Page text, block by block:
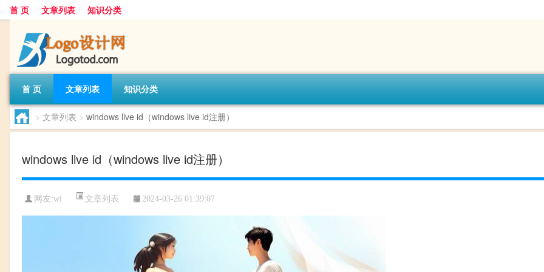
首 页 文章列表 知识分类
首 页 文章列表 知识分类
> 文章列表 > windows live id（windows live id注册）
windows live id（windows live id注册）
网友:wi 文章列表 2024-03-26 01:39:07